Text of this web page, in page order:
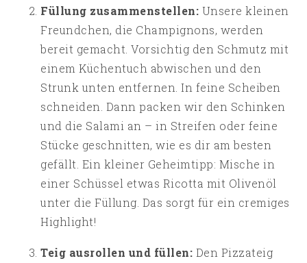
Füllung zusammenstellen: Unsere kleinen
Freundchen, die Champignons, werden
bereit gemacht. Vorsichtig den Schmutz mit
einem Küchentuch abwischen und den
Strunk unten entfernen. In feine Scheiben
schneiden. Dann packen wir den Schinken
und die Salami an – in Streifen oder feine
Stücke geschnitten, wie es dir am besten
gefällt. Ein kleiner Geheimtipp: Mische in
einer Schüssel etwas Ricotta mit Olivenöl
unter die Füllung. Das sorgt für ein cremiges
Highlight!
Teig ausrollen und füllen: Den Pizzateig